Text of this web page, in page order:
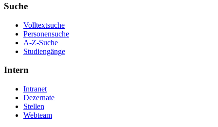
Suche
Volltextsuche
Personensuche
A-Z-Suche
Studiengänge
Intern
Intranet
Dezernate
Stellen
Webteam